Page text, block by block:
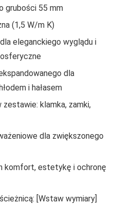
grubości 55 mm
(1,5 W/m K)
eleganckiego wyglądu i
dla
i hałasem
klamka, zamki,
dla zwiększonego
komfort, estetykę i ochronę
[Wstaw wymiary]